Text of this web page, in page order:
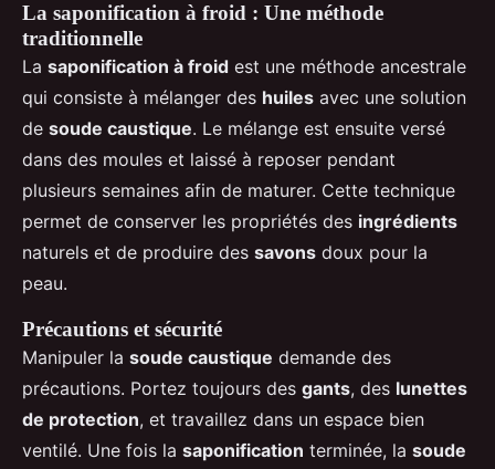
La saponification à froid : Une méthode
traditionnelle
La saponification à froid est une méthode ancestrale
qui consiste à mélanger des huiles avec une solution
de soude caustique. Le mélange est ensuite versé
dans des moules et laissé à reposer pendant
plusieurs semaines afin de maturer. Cette technique
permet de conserver les propriétés des ingrédients
naturels et de produire des savons doux pour la
peau.
Précautions et sécurité
Manipuler la soude caustique demande des
précautions. Portez toujours des gants, des lunettes
de protection, et travaillez dans un espace bien
ventilé. Une fois la saponification terminée, la soude